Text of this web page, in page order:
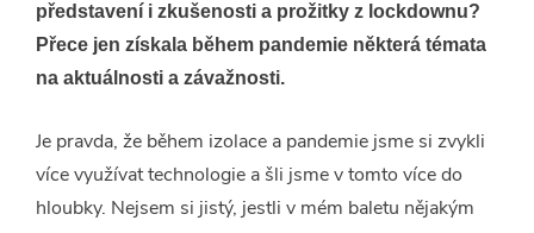
představení i zkušenosti a prožitky z lockdownu?
Přece jen získala během pandemie některá témata
na aktuálnosti a závažnosti.
Je pravda, že během izolace a pandemie jsme si zvykli
více využívat technologie a šli jsme v tomto více do
hloubky. Nejsem si jistý, jestli v mém baletu nějakým